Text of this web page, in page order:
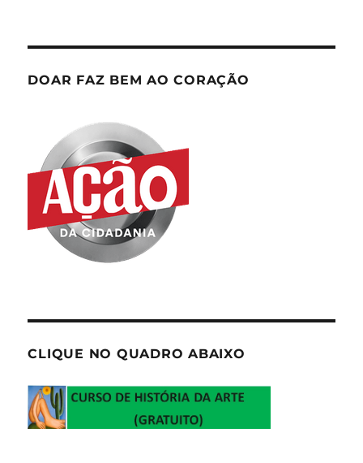
DOAR FAZ BEM AO CORAÇÃO
CLIQUE NO QUADRO ABAIXO